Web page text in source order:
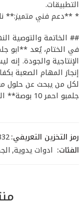
التطبيقات.
* **دعم فني متميز:**
## الخاتمة والتوصية
الإنتاجية والجودة.
إنجاز المهام الصعبة
لكل من يبحث عن حلول
جلمبو احمر 10 بوصة** اليوم، وشاهد الفرق في جودة عملك.
رمز التخزين التعريفي:
الفئات: ادوات يدوية,